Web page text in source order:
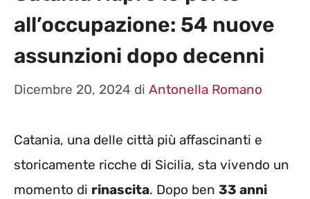
all’occupazione: 54 nuove
assunzioni dopo decenni
Dicembre 20, 2024 di Antonella Romano
Catania, una delle città più affascinanti e
storicamente ricche di Sicilia, sta vivendo un
momento di rinascita. Dopo ben 33 anni